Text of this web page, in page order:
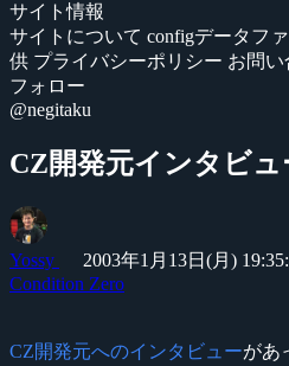
サイト情報
サイトについて configデータフ
供 プライバシーポリシー お問
フォロー
@negitaku
CZ開発元インタビュ
Yossy 2003年1月13日(月)
Condition Zero
CZ開発元へのインタビューがあ